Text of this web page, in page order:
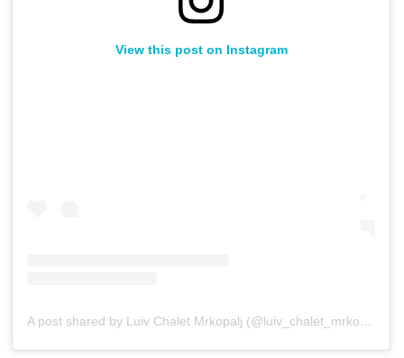
View this post on Instagram
A post shared by Luiv Chalet Mrkopalj (@luiv_chalet_mrkopalj)